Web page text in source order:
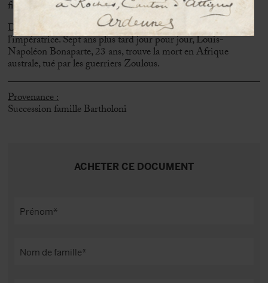
filleule de l’impératrice Eugénie.
Date funeste que celle du 1er juin pour le Prince et sa mère
l’impératrice. Sept ans plus tard jour pour jour, Louis-
Napoléon Bonaparte, 23 ans, trouve la mort en Afrique
australe, tué par les guerriers Zoulous.
Provenance :
Succession famille Bartholoni
ACHETER CE DOCUMENT